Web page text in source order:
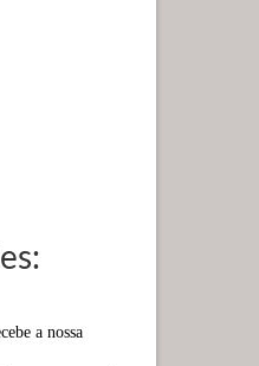
a nossa